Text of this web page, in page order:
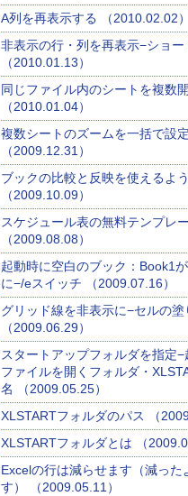
A列を再表示する （2010.02.02）
非表示の行・列を再表示−ショ
（2010.01.13）
同じファイル内のシートを複数
（2010.01.04）
複数シートのズームを一括で設
（2009.12.31）
ブックの比較と反映を使えるよ
（2009.10.09）
スケジュール表の無料テンプレ
（2009.08.08）
起動時に空白のブック：Book1
に−/eスイッチ （2009.07.16）
グリッド線を非表示に−セルの
（2009.06.29）
スタートアップフォルダを指定
ファイルを開くフォルダ・
名 （2009.05.25）
XLSTARTフォルダのパス （
XLSTARTフォルダとは （
Excelの行は減らせます（減った
す） （2009.05.11）